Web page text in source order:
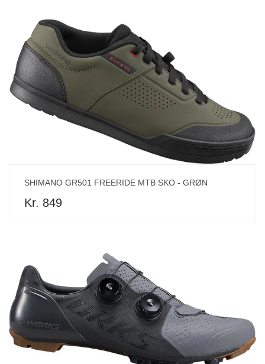
SHIMANO GR501 FREERIDE MTB SKO - GRØN
Kr. 849